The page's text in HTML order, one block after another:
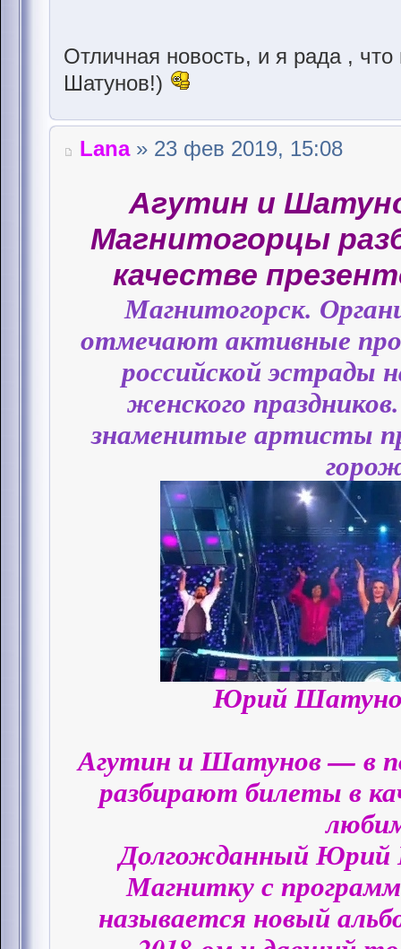
Отличная новость, и я рада ,
Шатунов!)
Lana» 23 фев 2019, 15:08
Агутин и
Магнитогорцы
качестве
Магнитогорск.
отмечают активные
российской эстрады
женского
знаменитые артисты
Юрий
Агутин и Шатунов — в
разбирают билеты в
Долгожданный Юрий
Магнитку с
называется новый